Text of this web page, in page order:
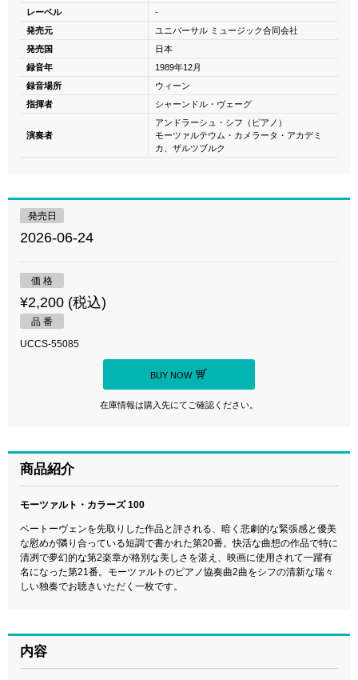
レーベル
-
発売元
ユニバーサル ミュージック合同会社
発売国
日本
録音年
1989年12月
録音場所
ウィーン
指揮者
シャーンドル・ヴェーグ
演奏者
アンドラーシュ・シフ（ピアノ）
モーツァルテウム・カメラータ・アカデミ
カ、ザルツブルク
発売日
2026-06-24
価 格
¥2,200 (税込)
品 番
UCCS-55085
BUY NOW
在庫情報は購入先にてご確認ください。
商品紹介
モーツァルト・カラーズ 100
ベートーヴェンを先取りした作品と評される、暗く悲劇的な緊張感と優美
な慰めが隣り合っている短調で書かれた第20番。快活な曲想の作品で特に
清冽で夢幻的な第2楽章が格別な美しさを湛え、映画に使用されて一躍有
名になった第21番。モーツァルトのピアノ協奏曲2曲をシフの清新な瑞々
しい独奏でお聴きいただく一枚です。
内容